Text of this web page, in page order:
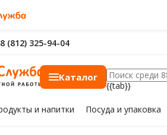
8 (812) 325-94-04
Каталог
{{tab}}
и напитки Посуда и упаковка